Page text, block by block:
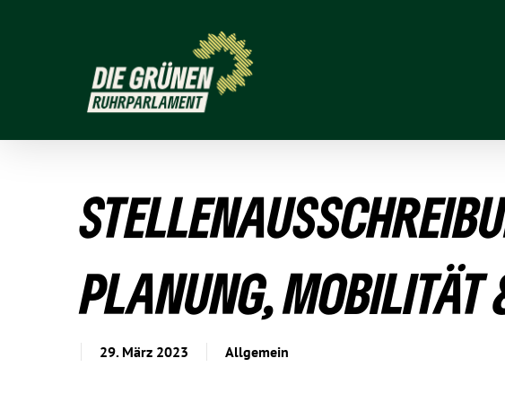
PLANUNG, MOBI­LITÄT
29. März 2023 Allgemein